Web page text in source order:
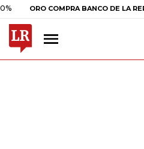
ORO COMPRA BANCO DE LA